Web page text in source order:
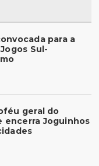
para a
Sul-
geral do
Joguinhos